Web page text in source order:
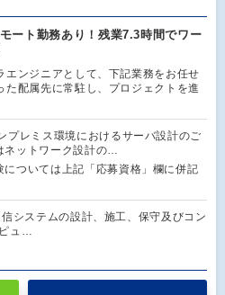
ート勤務あり！残業7.3時間でワー
エンジニアとして、下記業務をお任せ
た配属先に常駐し、プロジェクトを進
プレミス環境におけるサーバ設計のご
ネットワーク設計の…
ついては上記「応募資格」欄に併記
信システムの設計、施工、保守及びコン
ュ…